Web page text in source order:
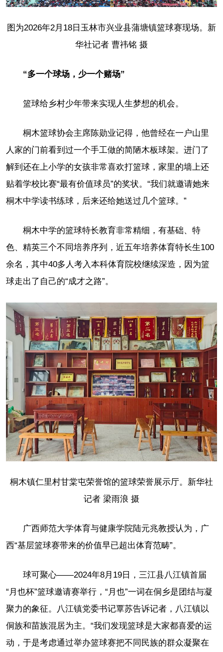
图为2026年2月18日玉林市兴业县蒲塘镇篮球赛现场。新
华社记者 曹祎铭 摄
“多一个球场，少一个赌场”
篮球给乡村少年带来实现人生梦想的机会。
桐木篮球协会主席陈勋业记得，他曾经在一户山里
人家的门前看到过一个手工做的简陋木板球架。进门了
解到还在上小学的女孩非常喜欢打篮球，家里的墙上还
贴着学校比赛“最有价值球员”的奖状。“我们就邀请她来
桐木中学读书练球，后来还给她送过几个篮球。”
桐木中学的篮球特长教育非常精细，有基础、特
色、精英三个不同培养序列，近五年培养体育特长生100
余名，其中40多人考入本科体育院校继续深造，因为篮
球走出了自己的“成才之路”。
桐木镇仁里村甘棠屯荣誉馆的篮球荣誉展示厅。新华社
记者 梁雨浪 摄
广西师范大学体育与健康学院陆元兆教授认为，广
西“基层篮球赛带来的价值早已超出体育范畴”。
球可聚心——2024年8月19日，三江县八江镇首届
“月也杯”篮球邀请赛举行，“月也”一词在侗乡是团结与凝
聚力的象征。八江镇党委书记覃苏告诉记者，八江镇以
侗族和苗族混居为主。“我们发现篮球是大家都喜爱的运
动，于是考虑通过举办篮球赛把不同民族的群众凝聚在